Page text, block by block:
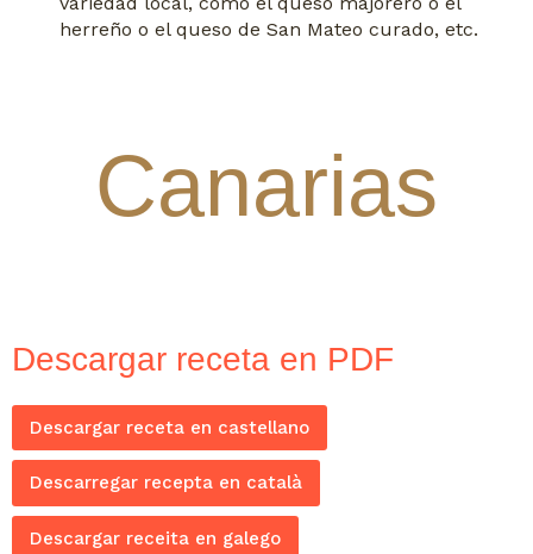
herreño o el queso de San Mateo curado, etc.
Canarias
Descargar receta en PDF
Descargar receta en castellano
Descarregar recepta en català
Descargar receita en galego